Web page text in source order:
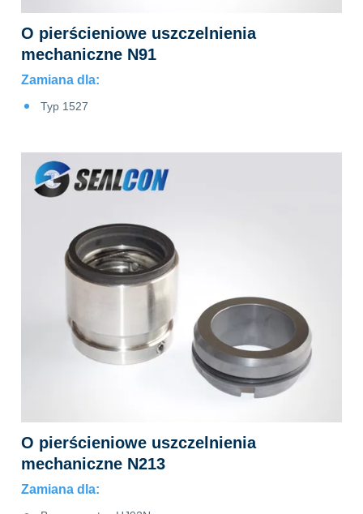
O pierścieniowe uszczelnienia
mechaniczne N91
Zamiana dla:
Typ 1527
O pierścieniowe uszczelnienia
mechaniczne N213
Zamiana dla: